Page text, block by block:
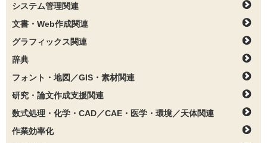
システム管理関連
文書・Web作成関連
グラフィックス関連
辞典
フォント・地図／GIS・素材関連
研究・論文作成支援関連
数式処理・化学・CAD／CAE・医学・環境／天体関連
作業効率化